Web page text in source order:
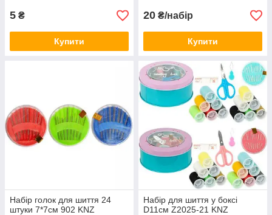
5 ₴
Купити
20 ₴/набір
Купити
Набір голок для шиття 24
штуки 7*7см 902 KNZ
Набір для шиття у боксі
D11см Z2025-21 KNZ